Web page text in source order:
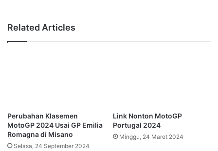
Related Articles
Perubahan Klasemen
MotoGP 2024 Usai GP Emilia
Romagna di Misano
Selasa, 24 September 2024
Link Nonton MotoGP
Portugal 2024
Minggu, 24 Maret 2024